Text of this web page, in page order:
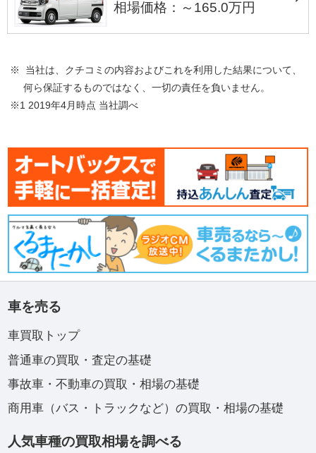
相場価格：～165.0万円
※ 当社は、クチコミの内容およびこれを利用した結果について、
何ら保証するものではなく、一切の責任を負いません。
※1 2019年4月時点 当社調べ
車を売る
車買取トップ
普通車の買取・査定の基礎
事故車・不動車の買取・相場の基礎
商用車（バス・トラックなど）の買取・相場の基礎
人気車種の買取相場を調べる